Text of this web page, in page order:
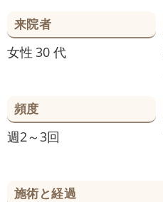
来院者
女性 30 代
頻度
週2～3回
施術と経過